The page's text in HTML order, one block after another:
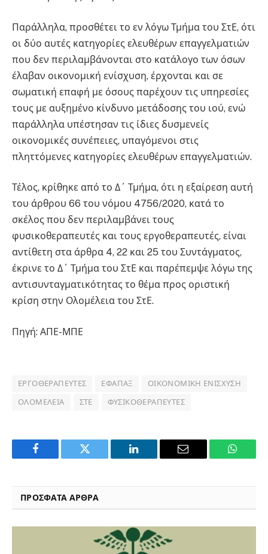
Παράλληλα, προσθέτει το εν λόγω Τμήμα του ΣτΕ, ότι
οι δύο αυτές κατηγορίες ελευθέρων επαγγελματιών
που δεν περιλαμβάνονται στο κατάλογο των όσων
έλαβαν οικονομική ενίσχυση, έρχονται και σε
σωματική επαφή με όσους παρέχουν τις υπηρεσίες
τους με αυξημένο κίνδυνο μετάδοσης του ιού, ενώ
παράλληλα υπέστησαν τις ίδιες δυσμενείς
οικονομικές συνέπειες, υπαγόμενοι στις
πληττόμενες κατηγορίες ελευθέρων επαγγελματιών.
Τέλος, κρίθηκε από το Δ΄ Τμήμα, ότι η εξαίρεση αυτή
του άρθρου 66 του νόμου 4756/2020, κατά το
σκέλος που δεν περιλαμβάνει τους
φυσικοθεραπευτές και τους εργοθεραπευτές, είναι
αντίθετη στα άρθρα 4, 22 και 25 του Συντάγματος,
έκρινε το Δ΄ Τμήμα του ΣτΕ και παρέπεμψε λόγω της
αντισυνταγματικότητας το θέμα προς οριστική
κρίση στην Ολομέλεια του ΣτΕ.
Πηγή: ΑΠΕ-ΜΠΕ
ΕΡΓΟΘΕΡΑΠΕΥΤΈΣ ΕΦΆΠΑΞ ΟΙΚΟΝΟΜΙΚΉ ΕΝΊΣΧΥΣΗ
ΟΛΟΜΈΛΕΙΑ ΣΤΕ ΦΥΣΙΚΟΘΕΡΑΠΕΥΤΈΣ
Facebook Twitter LinkedIn Email
ΠΡΟΣΦΑΤΑ ΑΡΘΡΑ